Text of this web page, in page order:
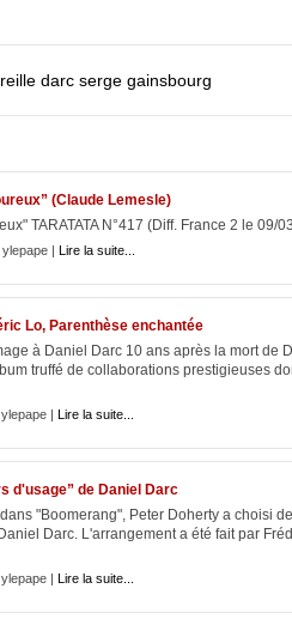
darc serge gainsbourg
(Claude Lemesle)
TARATATA N°417 (Diff. France 2 le 09/
| Lire la suite...
Lo, Parenthèse enchantée
à Daniel Darc 10 ans après la mort de
truffé de collaborations prestigieuses
| Lire la suite...
d'usage” de Daniel Darc
"Boomerang", Peter Doherty a choisi
Darc. L'arrangement a été fait par
| Lire la suite...